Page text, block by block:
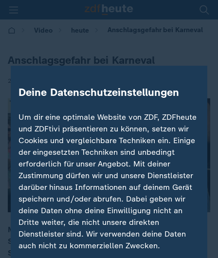
Video heute Anschlagsgefahr bei Karneval
Anschlagsgefahr bei Karneval
26.02.2025 | 19:00
00:15
Mit der Weiberfastnacht beginnt morgen der
Straßenkarneval. Diesmal mit erhöhten
Sicherheitsvorkehrungen.
Deine Datenschutzeinstellungen
Um dir eine optimale Website von ZDF, ZDFheute
und ZDFtivi präsentieren zu können, setzen wir
Cookies und vergleichbare Techniken ein. Einige
der eingesetzten Techniken sind unbedingt
erforderlich für unser Angebot. Mit deiner
Zustimmung dürfen wir und unsere Dienstleister
darüber hinaus Informationen auf deinem Gerät
speichern und/oder abrufen. Dabei geben wir
deine Daten ohne deine Einwilligung nicht an
Dritte weiter, die nicht unsere direkten
Dienstleister sind. Wir verwenden deine Daten
auch nicht zu kommerziellen Zwecken.